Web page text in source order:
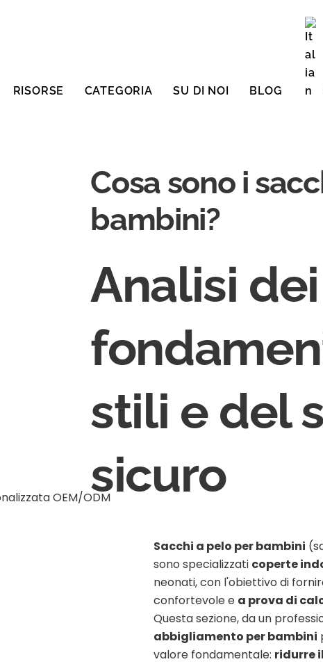
RISORSE CATEGORIA SU DI NOI BLOG
Cosa sono i
bambini?
Analisi
stili e del
sicuro
Sacchi a pelo per bambini
sono specializzati coperte
neonati, con l'obiettivo di
confortevole e a prova di
Questa sezione, da un
abbigliamento per bambini
valore fondamentale: ridurre